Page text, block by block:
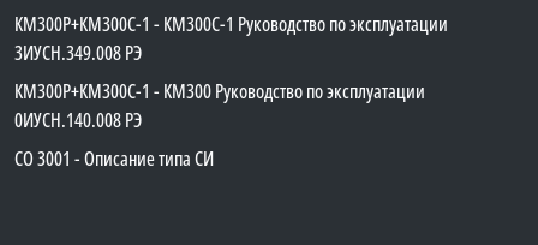
КМ300Р+КМ300С-1 - КМ300C-1 Руководство по эксплуатации
3ИУСН.349.008 РЭ
КМ300Р+КМ300С-1 - КМ300 Руководство по эксплуатации
0ИУСН.140.008 РЭ
СО 3001 - Описание типа СИ